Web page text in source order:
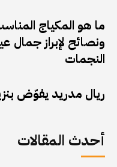
ما هو المكياج
ونصائح لإبراز
النجمات
ريال مدريد يفوّض
أحدث المقالات